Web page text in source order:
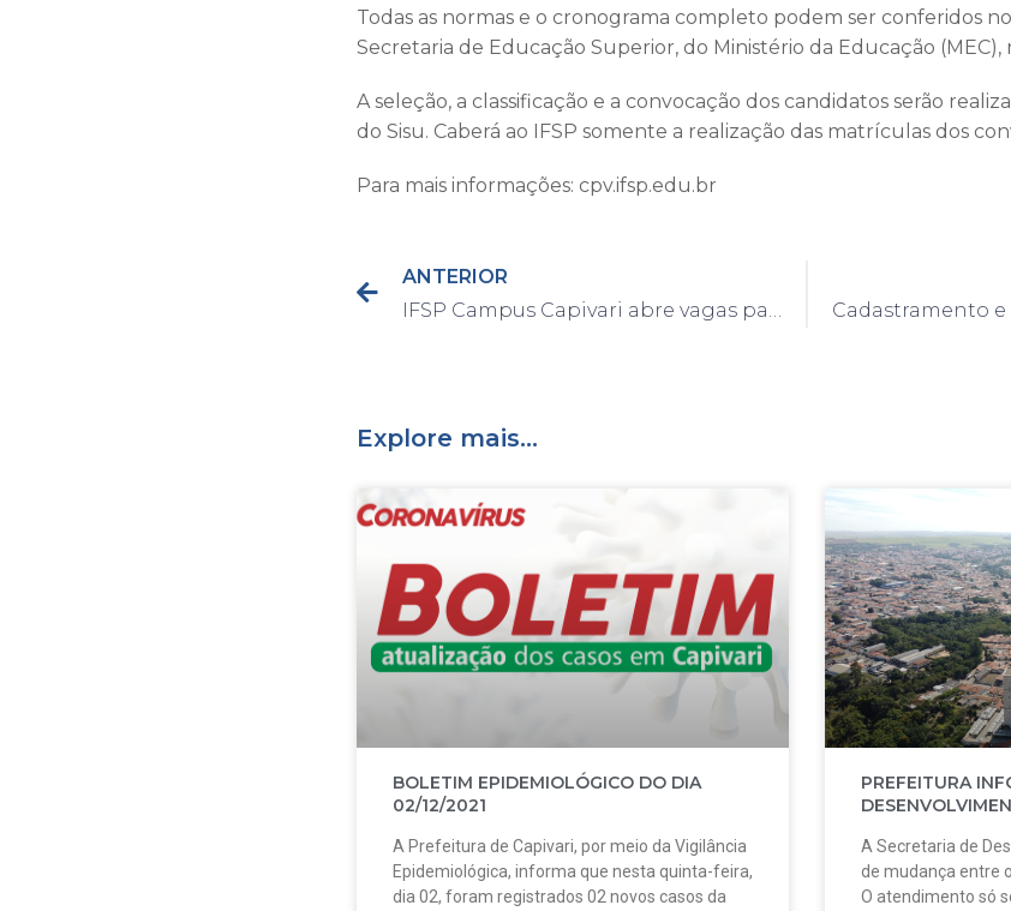
Todas as normas e o cronograma completo podem ser conferidos
Secretaria de Educação Superior, do Ministério da Educação (MEC),
A seleção, a classificação e a convocação dos candidatos serão
do Sisu. Caberá ao IFSP somente a realização das matrículas dos
Para mais informações: cpv.ifsp.edu.br
ANTERIOR
IFSP Campus Capivari abre vagas para processo seletivo de curso técnico
Explore mais...
BOLETIM EPIDEMIOLÓGICO DO DIA
02/12/2021
A Prefeitura de Capivari, por meio da Vigilância
Epidemiológica, informa que nesta quinta-feira,
dia 02, foram registrados 02 novos casos da
PREFEITURA
A Secretaria de
de mudança entre
O atendimento só